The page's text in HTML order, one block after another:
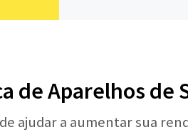
de Aparelhos de
ajudar a aumentar sua